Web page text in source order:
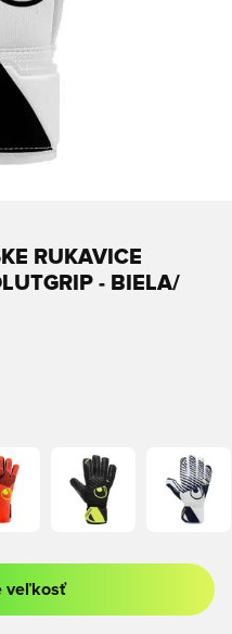
RUKAVICE
- BIELA/
registráciu ako člen
veľkosť